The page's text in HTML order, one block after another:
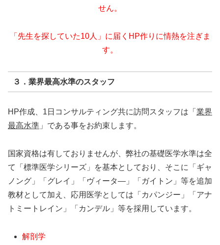
せん。
「先生を探していた10人」に届くHP作りに情熱を注ぎま
す。
３．業界最高水準のスタッフ
HP作成、1日コンサルティング共に訪問スタッフは「 業界
最高水準 」である事をお約束します。
国家資格は有しておりませんが、弊社の基礎医学水準は全
て「標準医学シリーズ」を基本としており、そこに「ギャ
ノング」「グレイ」「ヴィータ―」「ガイトン」等を追加
教材として加え、応用医学としては「カパンジー」「アナ
トミートレイン」「カンデル」等を採用しています。
解剖学